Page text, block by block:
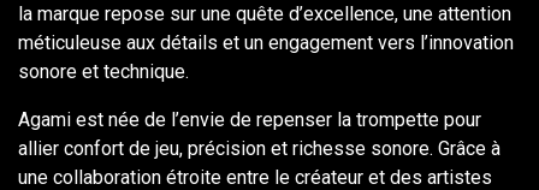
la marque repose sur une quête d’excellence, une attention
méticuleuse aux détails et un engagement vers l’innovation
sonore et technique.
Agami est née de l’envie de repenser la trompette pour
allier confort de jeu, précision et richesse sonore. Grâce à
une collaboration étroite entre le créateur et des artistes